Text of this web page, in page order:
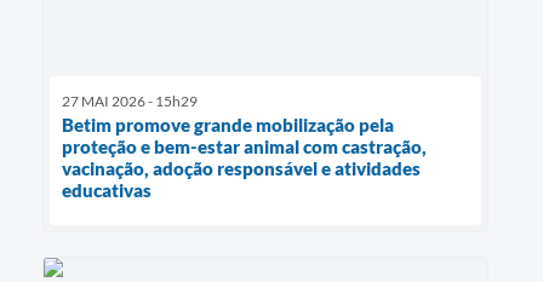
27 MAI 2026 - 15h29
Betim promove grande mobilização pela
proteção e bem-estar animal com castração,
vacinação, adoção responsável e atividades
educativas